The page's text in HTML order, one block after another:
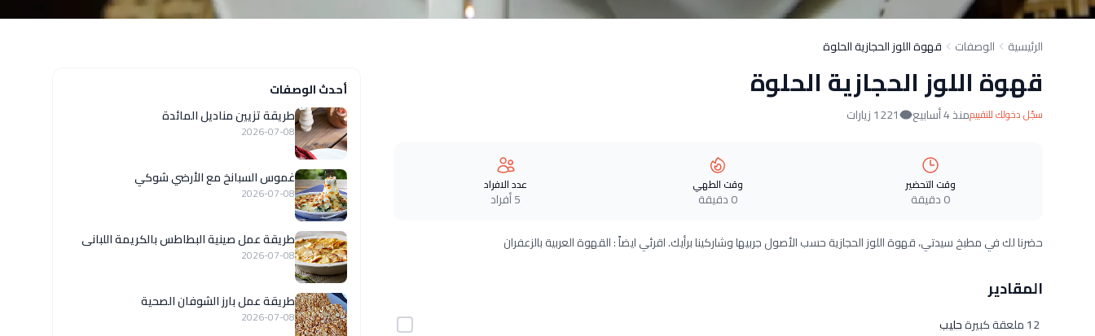
الرئيسية الوصفات قهوة اللوز الحجازية الحلوة
قهوة اللوز الحجازية الحلوة
سجّل دخولك للتقييممنذ 4 أسابيع 1221 زيارات
وقت التحضير
0 دقيقة
وقت الطهي
0 دقيقة
عدد الافراد
5 أفراد
حضرنا لك في مطبخ سيدتي، قهوة اللوز الحجازية حسب الأصول جربيها وشاركينا برأيك. اقرئي ايضاً : القهوة العربية بالزعفران
المقادير
12 ملعقة كبيرة
حليب
أحدث الوصفات
طريقة تزيين مناديل المائدة
2026-07-08
غموس السبانخ مع الأرضي شوكي
2026-07-08
طريقة عمل صينية البطاطس بالكريمة اللبانى
2026-07-08
طريقة عمل بارز الشوفان الصحية
2026-07-08